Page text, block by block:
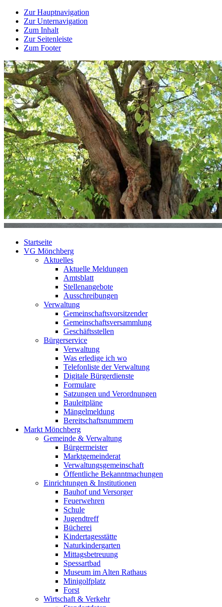
Zur Hauptnavigation
Zur Unternavigation
Zum Inhalt
Zur Seitenleiste
Zum Footer
Startseite
VG Mönchberg
Aktuelles
Aktuelle Meldungen
Amtsblatt
Stellenangebote
Ausschreibungen
Verwaltung
Gemeinschaftsvorsitzender
Gemeinschaftsversammlung
Geschäftsstellen
Bürgerservice
Verwaltung
Was erledige ich wo
Telefonliste der Verwaltung
Digitale Bürgerdienste
Formulare
Satzungen und Verordnungen
Bauleitpläne
Mängelmeldung
Bereitschaftsnummern
Markt Mönchberg
Gemeinde & Verwaltung
Bürgermeister
Marktgemeinderat
Verwaltungsgemeinschaft
Öffentliche Bekanntmachungen
Einrichtungen & Institutionen
Bauhof und Versorger
Feuerwehren
Schule
Jugendtreff
Bücherei
Kindertagesstätte
Naturkindergarten
Mittagsbetreuung
Spessartbad
Museum im Alten Rathaus
Minigolfplatz
Forst
Wirtschaft & Verkehr